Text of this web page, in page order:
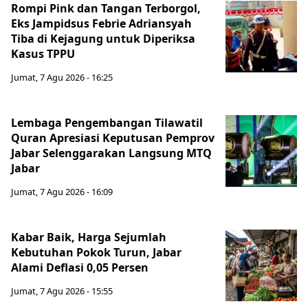
Rompi Pink dan Tangan Terborgol,
Eks Jampidsus Febrie Adriansyah
Tiba di Kejagung untuk Diperiksa
Kasus TPPU
Jumat, 7 Agu 2026 - 16:25
Lembaga Pengembangan Tilawatil
Quran Apresiasi Keputusan Pemprov
Jabar Selenggarakan Langsung MTQ
Jabar
Jumat, 7 Agu 2026 - 16:09
Kabar Baik, Harga Sejumlah
Kebutuhan Pokok Turun, Jabar
Alami Deflasi 0,05 Persen
Jumat, 7 Agu 2026 - 15:55